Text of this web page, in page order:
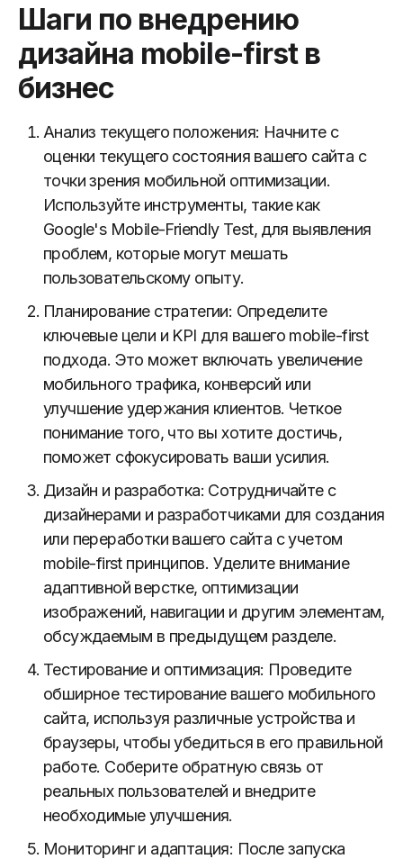
Шаги по внедрению
дизайна mobile-first в
бизнес
Анализ текущего положения: Начните с
оценки текущего состояния вашего сайта с
точки зрения мобильной оптимизации.
Используйте инструменты, такие как
Google's Mobile-Friendly Test, для выявления
проблем, которые могут мешать
пользовательскому опыту.
Планирование стратегии: Определите
ключевые цели и KPI для вашего mobile-first
подхода. Это может включать увеличение
мобильного трафика, конверсий или
улучшение удержания клиентов. Четкое
понимание того, что вы хотите достичь,
поможет сфокусировать ваши усилия.
Дизайн и разработка: Сотрудничайте с
дизайнерами и разработчиками для создания
или переработки вашего сайта с учетом
mobile-first принципов. Уделите внимание
адаптивной верстке, оптимизации
изображений, навигации и другим элементам,
обсуждаемым в предыдущем разделе.
Тестирование и оптимизация: Проведите
обширное тестирование вашего мобильного
сайта, используя различные устройства и
браузеры, чтобы убедиться в его правильной
работе. Соберите обратную связь от
реальных пользователей и внедрите
необходимые улучшения.
Мониторинг и адаптация: После запуска